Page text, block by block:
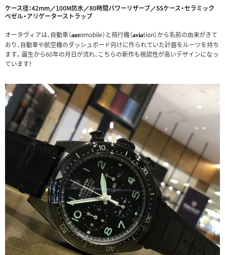
ケース径：42mm／100M防水／80時間パワーリザーブ／SSケース・セラミック
ベゼル・アリゲーターストラップ
オータヴィアは、自動車（automobile）と飛行機（aviation）から名前の由来がきて
おり、自動車や航空機のダッシュボード向けに作られていた計器をルーツを持ち
ます。誕生から60年の月日が流れ、こちらの新作も視認性が高いデザインになっ
ています！